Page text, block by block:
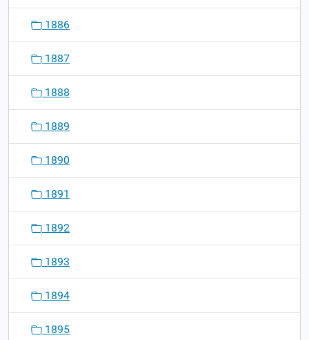
1886
1887
1888
1889
1890
1891
1892
1893
1894
1895